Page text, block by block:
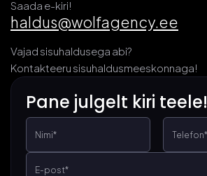
Saada e-kiri!
haldus@wolfagency.ee
Vajad sisuhaldusega abi?
Kontakteeru sisuhaldusmeeskonnaga!
Pane julgelt kiri teele!